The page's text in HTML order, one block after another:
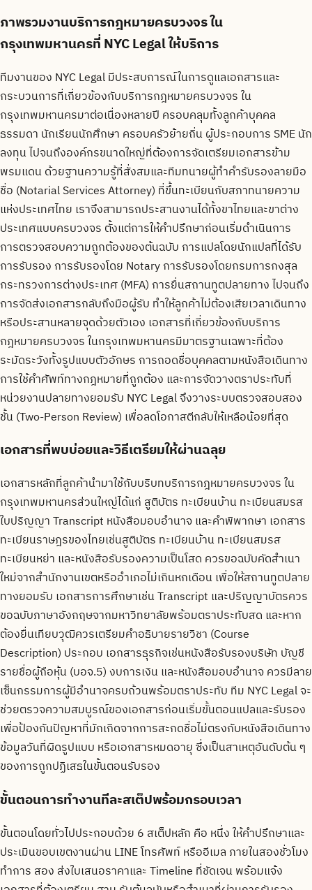
ภาพรวมงานบริการกฎหมายครบวงจร ใน
กรุงเทพมหานครที่ NYC Legal ให้บริการ
ทีมงานของ NYC Legal มีประสบการณ์ในการดูแลเอกสารและ
กระบวนการที่เกี่ยวข้องกับบริการกฎหมายครบวงจร ใน
กรุงเทพมหานครมาต่อเนื่องหลายปี ครอบคลุมทั้งลูกค้าบุคคล
ธรรมดา นักเรียนนักศึกษา ครอบครัวย้ายถิ่น ผู้ประกอบการ SME นัก
ลงทุน ไปจนถึงองค์กรขนาดใหญ่ที่ต้องการจัดเตรียมเอกสารข้าม
พรมแดน ด้วยฐานความรู้ที่สั่งสมและทีมทนายผู้ทำคำรับรองลายมือ
ชื่อ (Notarial Services Attorney) ที่ขึ้นทะเบียนกับสภาทนายความ
แห่งประเทศไทย เราจึงสามารถประสานงานได้ทั้งขาไทยและขาต่าง
ประเทศแบบครบวงจร ตั้งแต่การให้คำปรึกษาก่อนเริ่มดำเนินการ
การตรวจสอบความถูกต้องของต้นฉบับ การแปลโดยนักแปลที่ได้รับ
การรับรอง การรับรองโดย Notary การรับรองโดยกรมการกงสุล
กระทรวงการต่างประเทศ (MFA) การยื่นสถานทูตปลายทาง ไปจนถึง
การจัดส่งเอกสารกลับถึงมือผู้รับ ทำให้ลูกค้าไม่ต้องเสียเวลาเดินทาง
หรือประสานหลายจุดด้วยตัวเอง เอกสารที่เกี่ยวข้องกับบริการ
กฎหมายครบวงจร ในกรุงเทพมหานครมีมาตรฐานเฉพาะที่ต้อง
ระมัดระวังทั้งรูปแบบตัวอักษร การถอดชื่อบุคคลตามหนังสือเดินทาง
การใช้คำศัพท์ทางกฎหมายที่ถูกต้อง และการจัดวางตราประทับที่
หน่วยงานปลายทางยอมรับ NYC Legal จึงวางระบบตรวจสอบสอง
ชั้น (Two-Person Review) เพื่อลดโอกาสตีกลับให้เหลือน้อยที่สุด
เอกสารที่พบบ่อยและวิธีเตรียมให้ผ่านฉลุย
เอกสารหลักที่ลูกค้านำมาใช้กับบริบทบริการกฎหมายครบวงจร ใน
กรุงเทพมหานครส่วนใหญ่ได้แก่ สูติบัตร ทะเบียนบ้าน ทะเบียนสมรส
ใบปริญญา Transcript หนังสือมอบอำนาจ และคำพิพากษา เอกสาร
ทะเบียนราษฎรของไทยเช่นสูติบัตร ทะเบียนบ้าน ทะเบียนสมรส
ทะเบียนหย่า และหนังสือรับรองความเป็นโสด ควรขอฉบับคัดสำเนา
ใหม่จากสำนักงานเขตหรืออำเภอไม่เกินหกเดือน เพื่อให้สถานทูตปลาย
ทางยอมรับ เอกสารการศึกษาเช่น Transcript และปริญญาบัตรควร
ขอฉบับภาษาอังกฤษจากมหาวิทยาลัยพร้อมตราประทับสด และหาก
ต้องยื่นเทียบวุฒิควรเตรียมคำอธิบายรายวิชา (Course
Description) ประกอบ เอกสารธุรกิจเช่นหนังสือรับรองบริษัท บัญชี
รายชื่อผู้ถือหุ้น (บอจ.5) งบการเงิน และหนังสือมอบอำนาจ ควรมีลาย
เซ็นกรรมการผู้มีอำนาจครบถ้วนพร้อมตราประทับ ทีม NYC Legal จะ
ช่วยตรวจความสมบูรณ์ของเอกสารก่อนเริ่มขั้นตอนแปลและรับรอง
เพื่อป้องกันปัญหาที่มักเกิดจากการสะกดชื่อไม่ตรงกับหนังสือเดินทาง
ข้อมูลวันที่ผิดรูปแบบ หรือเอกสารหมดอายุ ซึ่งเป็นสาเหตุอันดับต้น ๆ
ของการถูกปฏิเสธในขั้นตอนรับรอง
ขั้นตอนการทำงานทีละสเต็ปพร้อมกรอบเวลา
ขั้นตอนโดยทั่วไปประกอบด้วย 6 สเต็ปหลัก คือ หนึ่ง ให้คำปรึกษาและ
ประเมินขอบเขตงานผ่าน LINE โทรศัพท์ หรืออีเมล ภายในสองชั่วโมง
ทำการ สอง ส่งใบเสนอราคาและ Timeline ที่ชัดเจน พร้อมแจ้ง